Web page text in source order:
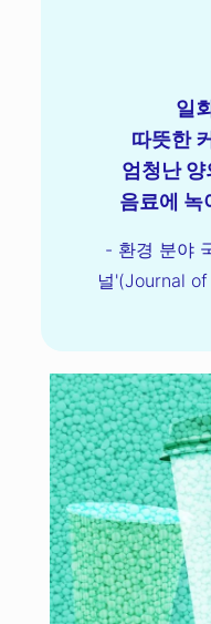
일
따뜻한
엄청난 양
음료에 녹
- 환경 분야
널'(Journal